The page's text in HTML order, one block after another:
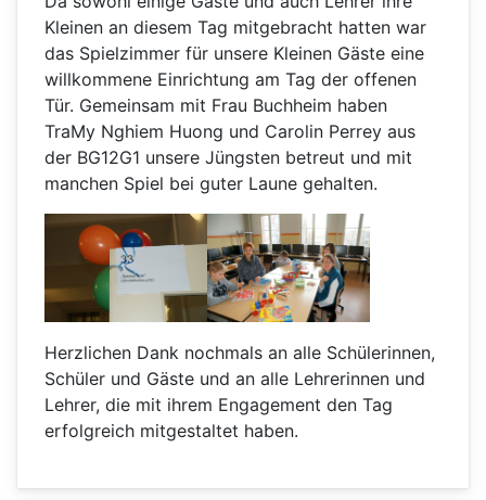
Kleinen an diesem Tag mitgebracht hatten war
das Spielzimmer für unsere Kleinen Gäste eine
willkommene Einrichtung am Tag der offenen
Tür. Gemeinsam mit Frau Buchheim haben
TraMy Nghiem Huong und Carolin Perrey aus
der BG12G1 unsere Jüngsten betreut und mit
manchen Spiel bei guter Laune gehalten.
Herzlichen Dank nochmals an alle Schülerinnen,
Schüler und Gäste und an alle Lehrerinnen und
Lehrer, die mit ihrem Engagement den Tag
erfolgreich mitgestaltet haben.